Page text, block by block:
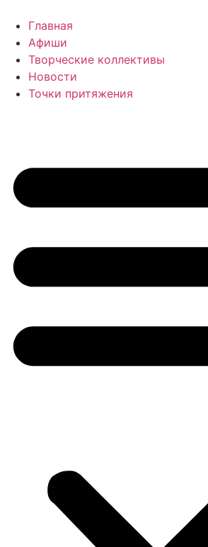
содержимому
Главная
Афиши
Творческие коллективы
Новости
Точки притяжения